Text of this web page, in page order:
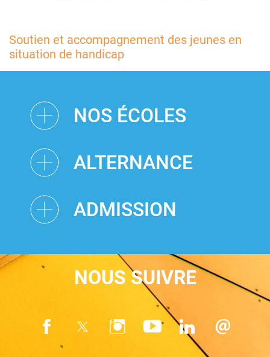
Soutien et accompagnement des jeunes en
situation de handicap
NOS ÉCOLES
ALTERNANCE
ADMISSION
NOUS SUIVRE